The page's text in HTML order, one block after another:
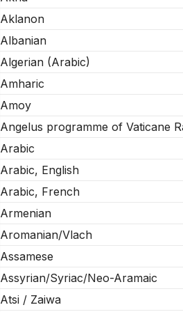
Aklanon
Albanian
Algerian (Arabic)
Amharic
Amoy
Angelus programme of Vaticane
Arabic
Arabic, English
Arabic, French
Armenian
Aromanian/Vlach
Assamese
Assyrian/Syriac/Neo-Aramaic
Atsi / Zaiwa